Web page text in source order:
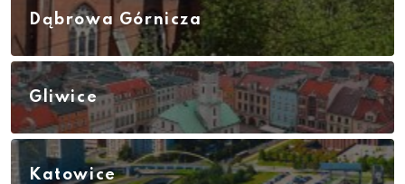
Dąbrowa Górnicza
Gliwice
Katowice